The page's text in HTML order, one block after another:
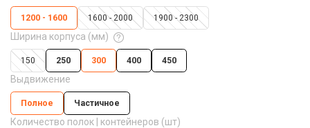
1200 - 1600 1600 - 2000 1900 - 2300
Ширина корпуса (мм)
150 250 300 400 450
Выдвижение
Полное Частичное
Количество полок | контейнеров (шт)